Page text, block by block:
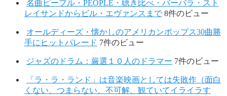
名曲ピープル・PEOPLE・聴き比べ・バーバラ・スト
レイサンドからビル・エヴァンスまで 8件のビュー
オールディーズ・懐かしのアメリカンポップス30曲勝
手にヒットパレード 7件のビュー
ジャズのドラム：厳選１０人のドラマー 7件のビュー
「ラ・ラ・ランド」は音楽映画としては失敗作（面白
くない、つまらない、不可解、観ていてイライラす